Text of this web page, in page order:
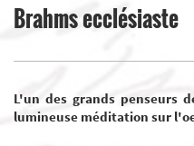
Brahms ecclésiaste
L'un des grands penseurs
lumineuse méditation sur